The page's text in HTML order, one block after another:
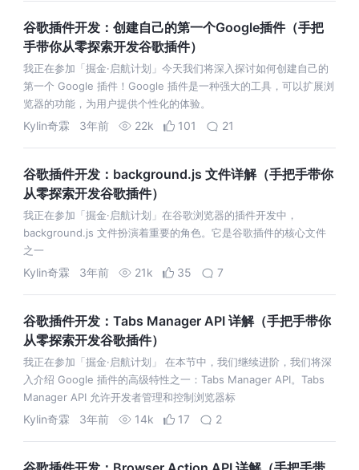
谷歌插件开发：创建自己的第一个Google插件（手把
手带你从零探索开发谷歌插件）
我正在参加「掘金·启航计划」今天我们将深入探讨如何创建自己的
第一个 Google 插件！Google 插件是一种强大的工具，可以扩展浏
览器的功能，为用户提供个性化的体验。
Kylin奇霖 3年前 22k 101 21
谷歌插件开发：background.js 文件详解（手把手带你
从零探索开发谷歌插件）
我正在参加「掘金·启航计划」在谷歌浏览器的插件开发中，
background.js 文件扮演着重要的角色。它是谷歌插件的核心文件
之一
Kylin奇霖 3年前 21k 35 7
谷歌插件开发：Tabs Manager API 详解（手把手带你
从零探索开发谷歌插件）
我正在参加「掘金·启航计划」 在本节中，我们继续进阶，我们将深
入介绍 Google 插件的高级特性之一：Tabs Manager API。Tabs
Manager API 允许开发者管理和控制浏览器标
Kylin奇霖 3年前 14k 17 2